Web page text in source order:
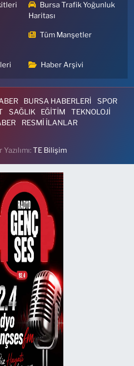
Bursa Trafik Yoğunluk
Haritası
Tüm Manşetler
Haber Arşivi
BURSA HABERLERİ
SPOR
SAĞLIK EĞİTİM
TEKNOLOJİ
RESMİ İLANLAR
TE Bilişim